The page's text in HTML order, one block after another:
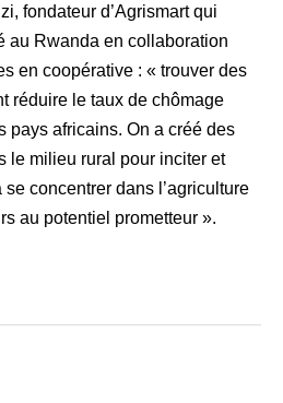
fondateur d’Agrismart qui
au Rwanda en collaboration
en coopérative : « trouver des
réduire le taux de chômage
pays africains. On a créé des
le milieu rural pour inciter et
concentrer dans l’agriculture
au potentiel prometteur ».